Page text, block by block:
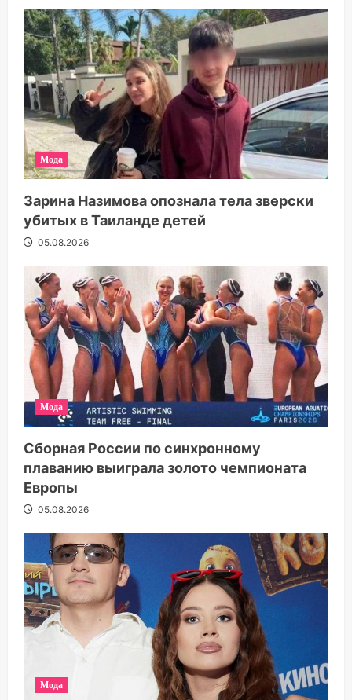
Мода
Зарина Назимова опознала тела зверски
убитых в Таиланде детей
05.08.2026
Мода
Сборная России по синхронному
плаванию выиграла золото чемпионата
Европы
05.08.2026
Мода